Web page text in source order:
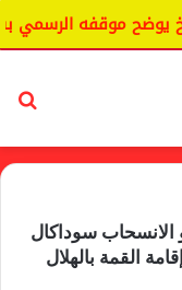
موقفه الرسمي
سوداكال
القمة بالهلال